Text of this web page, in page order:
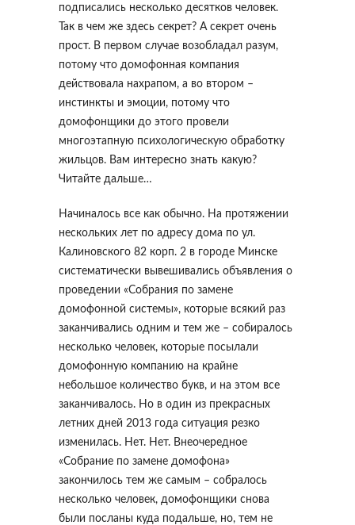
подписались несколько десятков человек.
Так в чем же здесь секрет? А секрет очень
прост. В первом случае возобладал разум,
потому что домофонная компания
действовала нахрапом, а во втором –
инстинкты и эмоции, потому что
домофонщики до этого провели
многоэтапную психологическую обработку
жильцов. Вам интересно знать какую?
Читайте дальше…
Начиналось все как обычно. На протяжении
нескольких лет по адресу дома по ул.
Калиновского 82 корп. 2 в городе Минске
систематически вывешивались объявления о
проведении «Собрания по замене
домофонной системы», которые всякий раз
заканчивались одним и тем же – собиралось
несколько человек, которые посылали
домофонную компанию на крайне
небольшое количество букв, и на этом все
заканчивалось. Но в один из прекрасных
летних дней 2013 года ситуация резко
изменилась. Нет. Нет. Внеочередное
«Собрание по замене домофона»
закончилось тем же самым – собралось
несколько человек, домофонщики снова
были посланы куда подальше, но, тем не